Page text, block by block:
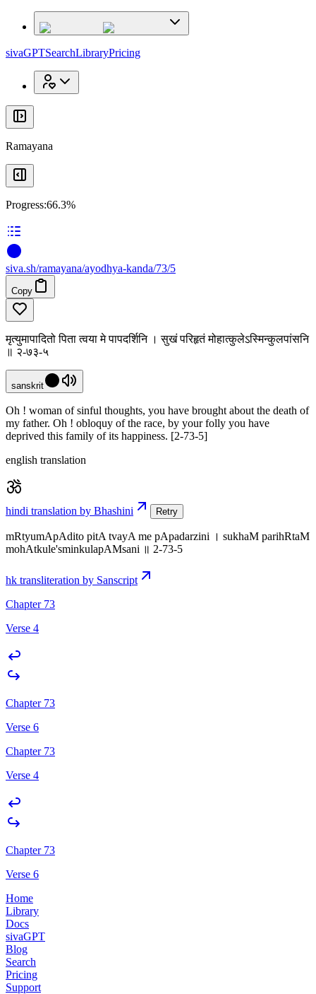
sivaGPTSearchLibraryPricing
Ramayana
Progress:66.3%
siva.sh/ramayana/ayodhya-kanda/73/5
Copy
मृत्युमापादितो पिता त्वया मे पापदर्शिनि । सुखं परिहृतं मोहात्कुलेऽस्मिन्कुलपांसनि
॥ २-७३-५
sanskrit
Oh ! woman of sinful thoughts, you have brought about the death of
my father. Oh ! obloquy of the race, by your folly you have
deprived this family of its happiness. [2-73-5]
english translation
hindi translation by Bhashini Retry
mRtyumApAdito pitA tvayA me pApadarzini । sukhaM parihRtaM
mohAtkule'sminkulapAMsani ॥ 2-73-5
hk transliteration by Sanscript
Chapter 73
Verse 4
Chapter 73
Verse 6
Chapter 73
Verse 4
Chapter 73
Verse 6
Home
Library
Docs
sivaGPT
Blog
Search
Pricing
Support